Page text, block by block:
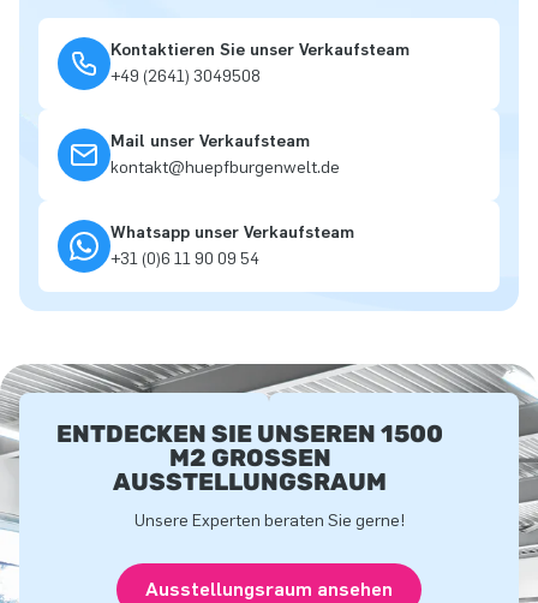
Kontaktieren Sie unser Verkaufsteam
+49 (2641) 3049508
Mail unser Verkaufsteam
kontakt@huepfburgenwelt.de
Whatsapp unser Verkaufsteam
+31 (0)6 11 90 09 54
ENTDECKEN SIE UNSEREN 1500
M2 GROSSEN A
USSTELLUNGSRAUM
Unsere Experten beraten Sie gerne!
Ausstellungsraum ansehen